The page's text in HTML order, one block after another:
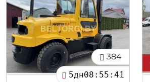
384
5дн08:55:39